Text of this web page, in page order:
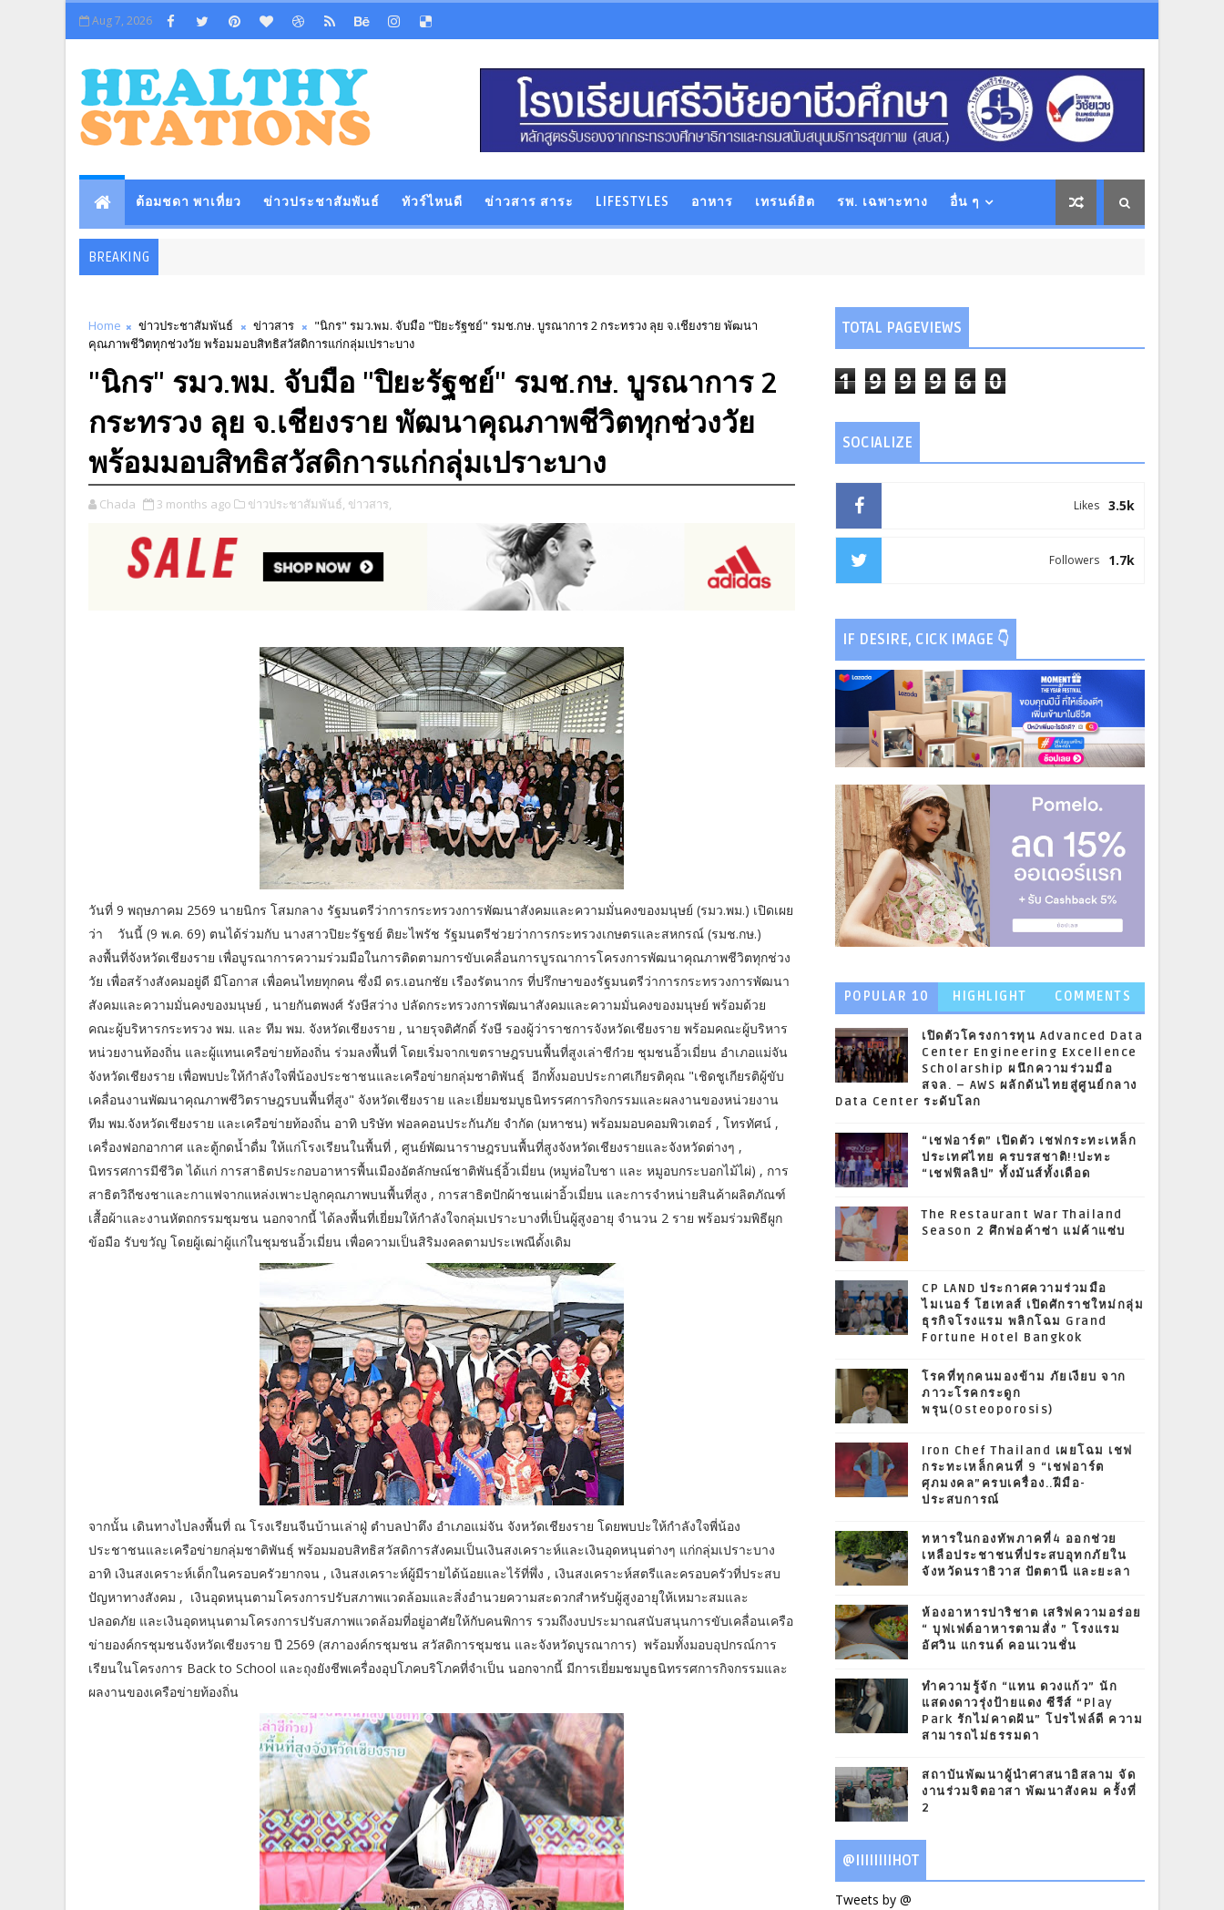
Aug 7, 2026
ต้อมชดา พาเที่ยว ข่าวประชาสัมพันธ์ ทัวร์ไหนดี ข่าวสาร สาระ LIFESTYLES อาหาร เทรนด์ฮิต รพ. เฉพาะทาง อื่น ๆ
BREAKING
Home ข่าวประชาสัมพันธ์ ข่าวสาร
"นิกร" รมว.พม. จับมือ "ปิยะรัฐชย์" รมช.กษ. บูรณาการ 2 กระทรวง ลุย จ.เชียงราย พัฒนา
คุณภาพชีวิตทุกช่วงวัย พร้อมมอบสิทธิสวัสดิการแก่กลุ่มเปราะบาง
"นิกร" รมว.พม. จับมือ "ปิยะรัฐชย์" รมช.กษ. บูรณาการ 2
กระทรวง ลุย จ.เชียงราย พัฒนาคุณภาพชีวิตทุกช่วงวัย
พร้อมมอบสิทธิสวัสดิการแก่กลุ่มเปราะบาง
Chada 3 months ago ข่าวประชาสัมพันธ์, ข่าวสาร,
วันที่ 9 พฤษภาคม 2569 นายนิกร โสมกลาง รัฐมนตรีว่าการกระทรวงการพัฒนาสังคมและความมั่นคงของมนุษย์ (รมว.พม.) เปิดเผย
ว่า วันนี้ (9 พ.ค. 69) ตนได้ร่วมกับ นางสาวปิยะรัฐชย์ ติยะไพรัช รัฐมนตรีช่วยว่าการกระทรวงเกษตรและสหกรณ์ (รมช.กษ.)
ลงพื้นที่จังหวัดเชียงราย เพื่อบูรณาการความร่วมมือในการติดตามการขับเคลื่อนการบูรณาการโครงการพัฒนาคุณภาพชีวิตทุกช่วง
วัย เพื่อสร้างสังคมอยู่ดี มีโอกาส เพื่อคนไทยทุกคน ซึ่งมี ดร.เอนกชัย เรืองรัตนากร ที่ปรึกษาของรัฐมนตรีว่าการกระทรวงการพัฒนา
สังคมและความมั่นคงของมนุษย์ , นายกันตพงศ์ รังษีสว่าง ปลัดกระทรวงการพัฒนาสังคมและความมั่นคงของมนุษย์ พร้อมด้วย
คณะผู้บริหารกระทรวง พม. และ ทีม พม. จังหวัดเชียงราย , นายรุจติศักดิ์ รังษี รองผู้ว่าราชการจังหวัดเชียงราย พร้อมคณะผู้บริหาร
หน่วยงานท้องถิ่น และผู้แทนเครือข่ายท้องถิ่น ร่วมลงพื้นที่ โดยเริ่มจากเขตราษฎรบนพื้นที่สูงเล่าชีก๋วย ชุมชนอิ้วเมี่ยน อำเภอแม่จัน
จังหวัดเชียงราย เพื่อพบปะให้กำลังใจพี่น้องประชาชนและเครือข่ายกลุ่มชาติพันธุ์ อีกทั้งมอบประกาศเกียรติคุณ "เชิดชูเกียรติผู้ขับ
เคลื่อนงานพัฒนาคุณภาพชีวิตราษฎรบนพื้นที่สูง" จังหวัดเชียงราย และเยี่ยมชมบูธนิทรรศการกิจกรรมและผลงานของหน่วยงาน
ทีม พม.จังหวัดเชียงราย และเครือข่ายท้องถิ่น อาทิ บริษัท ฟอลคอนประกันภัย จำกัด (มหาชน) พร้อมมอบคอมพิวเตอร์ , โทรทัศน์ ,
เครื่องฟอกอากาศ และตู้กดน้ำดื่ม ให้แก่โรงเรียนในพื้นที่ , ศูนย์พัฒนาราษฎรบนพื้นที่สูงจังหวัดเชียงรายและจังหวัดต่างๆ ,
นิทรรศการมีชีวิต ได้แก่ การสาธิตประกอบอาหารพื้นเมืองอัตลักษณ์ชาติพันธุ์อิ้วเมี่ยน (หมูห่อใบชา และ หมูอบกระบอกไม้ไผ่) , การ
สาธิตวิถีชงชาและกาแฟจากแหล่งเพาะปลูกคุณภาพบนพื้นที่สูง , การสาธิตปักผ้าชนเผ่าอิ้วเมี่ยน และการจำหน่ายสินค้าผลิตภัณฑ์
เสื้อผ้าและงานหัตถกรรมชุมชน นอกจากนี้ ได้ลงพื้นที่เยี่ยมให้กำลังใจกลุ่มเปราะบางที่เป็นผู้สูงอายุ จำนวน 2 ราย พร้อมร่วมพิธีผูก
ข้อมือ รับขวัญ โดยผู้เฒ่าผู้แก่ในชุมชนอิ้วเมี่ยน เพื่อความเป็นสิริมงคลตามประเพณีดั้งเดิม
จากนั้น เดินทางไปลงพื้นที่ ณ โรงเรียนจีนบ้านเล่าฝู่ ตำบลป่าตึง อำเภอแม่จัน จังหวัดเชียงราย โดยพบปะให้กำลังใจพี่น้อง
ประชาชนและเครือข่ายกลุ่มชาติพันธุ์ พร้อมมอบสิทธิสวัสดิการสังคมเป็นเงินสงเคราะห์และเงินอุดหนุนต่างๆ แก่กลุ่มเปราะบาง
อาทิ เงินสงเคราะห์เด็กในครอบครัวยากจน , เงินสงเคราะห์ผู้มีรายได้น้อยและไร้ที่พึ่ง , เงินสงเคราะห์สตรีและครอบครัวที่ประสบ
ปัญหาทางสังคม , เงินอุดหนุนตามโครงการปรับสภาพแวดล้อมและสิ่งอำนวยความสะดวกสำหรับผู้สูงอายุให้เหมาะสมและ
ปลอดภัย และเงินอุดหนุนตามโครงการปรับสภาพแวดล้อมที่อยู่อาศัยให้กับคนพิการ รวมถึงงบประมาณสนับสนุนการขับเคลื่อนเครือ
ข่ายองค์กรชุมชนจังหวัดเชียงราย ปี 2569 (สภาองค์กรชุมชน สวัสดิการชุมชน และจังหวัดบูรณาการ) พร้อมทั้งมอบอุปกรณ์การ
เรียนในโครงการ Back to School และถุงยังชีพเครื่องอุปโภคบริโภคที่จำเป็น นอกจากนี้ มีการเยี่ยมชมบูธนิทรรศการกิจกรรมและ
ผลงานของเครือข่ายท้องถิ่น
TOTAL PAGEVIEWS
1 9 9 9 6 0
SOCIALIZE
3.5k
Likes
1.7k
Followers
IF DESIRE, CICK IMAGE 👇
POPULAR 10
HIGHLIGHT
COMMENTS
เปิดตัวโครงการทุน Advanced Data
Center Engineering Excellence
Scholarship ผนึกความร่วมมือ
สจล. – AWS ผลักดันไทยสู่ศูนย์กลาง
Data Center ระดับโลก
“เชฟอาร์ต” เปิดตัว เชฟกระทะเหล็ก
ประเทศไทย ครบรสชาติ!!ปะทะ
“เชฟฟิลลิป” ทั้งมันส์ทั้งเดือด
The Restaurant War Thailand
Season 2 ศึกพ่อค้าซ่า แม่ค้าแซ่บ
CP LAND ประกาศความร่วมมือ
ไมเนอร์ โฮเทลส์ เปิดศักราชใหม่กลุ่ม
ธุรกิจโรงแรม พลิกโฉม Grand
Fortune Hotel Bangkok
โรคที่ทุกคนมองข้าม ภัยเงียบ จาก
ภาวะโรคกระดูก
พรุน(Osteoporosis)
Iron Chef Thailand เผยโฉม เชฟ
กระทะเหล็กคนที่ 9 “เชฟอาร์ต
ศุภมงคล”ครบเครื่อง..ฝีมือ-
ประสบการณ์
ทหารในกองทัพภาคที่4 ออกช่วย
เหลือประชาชนที่ประสบอุทกภัยใน
จังหวัดนราธิวาส ปัตตานี และยะลา
ห้องอาหารปาริชาต เสริฟความอร่อย
“ บุฟเฟต์อาหารตามสั่ง ” โรงแรม
อัศวิน แกรนด์ คอนเวนชั่น
ทำความรู้จัก “แทน ดวงแก้ว” นัก
แสดงดาวรุ่งป้ายแดง ซีรีส์ “Play
Park รักไม่คาดฝัน” โปรไฟล์ดี ความ
สามารถไม่ธรรมดา
สถาบันพัฒนาผู้นำศาสนาอิสลาม จัด
งานร่วมจิตอาสา พัฒนาสังคม ครั้งที่
2
@IIIIIIIIHOT
Tweets by @